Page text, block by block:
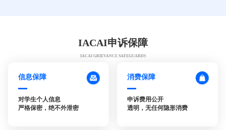
IACAI申诉保障
IACAI GRIEVANCE SAFEGUARDS
信息保障
对学生个人信息
严格保密，绝不外泄密
消费保障
申诉费用公开
透明，无任何隐形消费